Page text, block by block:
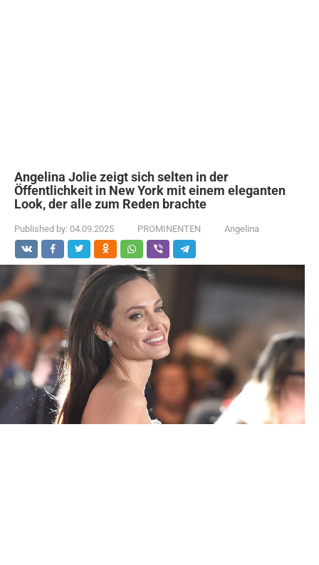
Angelina Jolie zeigt sich selten in der
Öffentlichkeit in New York mit einem eleganten
Look, der alle zum Reden brachte
Published by: 04.09.2025 PROMINENTEN Angelina